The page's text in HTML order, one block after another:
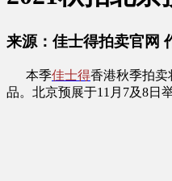
来源：佳士得拍卖官网
本季佳士得香港秋季拍卖
品。北京预展于11月7及8日举